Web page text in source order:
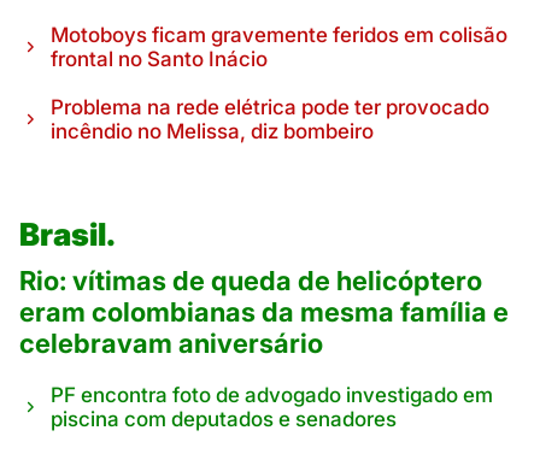
Motoboys ficam gravemente feridos em colisão
frontal no Santo Inácio
Problema na rede elétrica pode ter provocado
incêndio no Melissa, diz bombeiro
Brasil.
Rio: vítimas de queda de helicóptero
eram colombianas da mesma família e
celebravam aniversário
PF encontra foto de advogado investigado em
piscina com deputados e senadores